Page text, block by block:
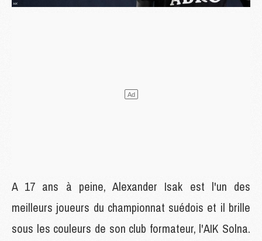
A 17 ans à peine, Alexander Isak est l'un des
meilleurs joueurs du championnat suédois et il brille
sous les couleurs de son club formateur, l'AIK Solna.